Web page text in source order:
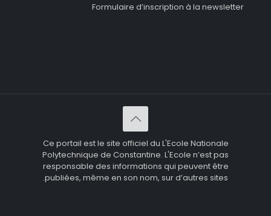
Formulaire d’inscription à la newsletter
Ce portail est le site officiel du L'Ecole Nationale
Polytechnique de Constantine. L'Ecole n’est pas
responsable des informations qui peuvent être
publiées, même en son nom, sur d’autres sites.